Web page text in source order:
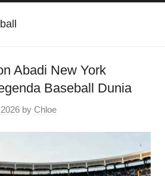
Abadi New York
Baseball Dunia
by Chloe